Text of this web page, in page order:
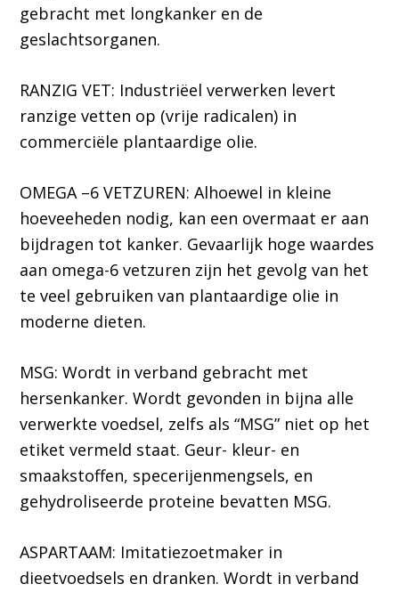
gebracht met longkanker en de
geslachtsorganen.
RANZIG VET: Industriëel verwerken levert
ranzige vetten op (vrije radicalen) in
commerciële plantaardige olie.
OMEGA –6 VETZUREN: Alhoewel in kleine
hoeveeheden nodig, kan een overmaat er aan
bijdragen tot kanker. Gevaarlijk hoge waardes
aan omega-6 vetzuren zijn het gevolg van het
te veel gebruiken van plantaardige olie in
moderne dieten.
MSG: Wordt in verband gebracht met
hersenkanker. Wordt gevonden in bijna alle
verwerkte voedsel, zelfs als “MSG” niet op het
etiket vermeld staat. Geur- kleur- en
smaakstoffen, specerijenmengsels, en
gehydroliseerde proteine bevatten MSG.
ASPARTAAM: Imitatiezoetmaker in
dieetvoedsels en dranken. Wordt in verband